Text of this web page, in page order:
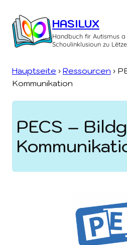
Inhalt
springen
HASILUX
Handbuch fir Autismus a
Schoulinklusioun zu
Hauptseite ›Ressourcen ›
Kommunikation
PECS –